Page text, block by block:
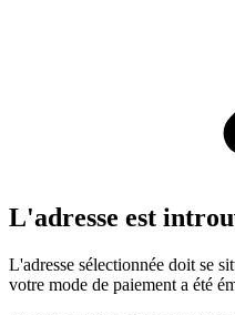
L'adresse est
L'adresse sélectionnée doit se
votre mode de paiement a été